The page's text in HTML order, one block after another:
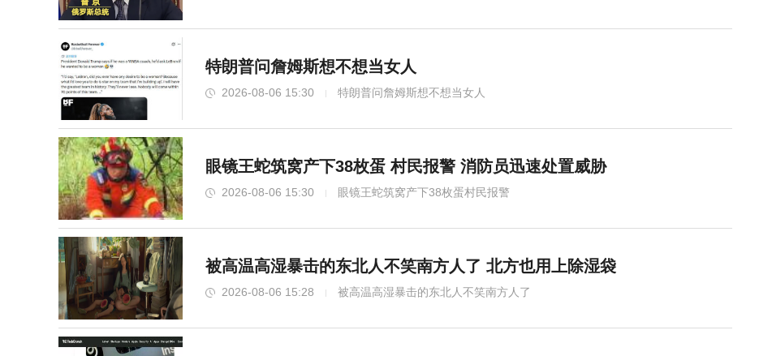
特朗普问詹姆斯想不想当女人
2026-08-06 15:30 特朗普问詹姆斯想不想当女人
眼镜王蛇筑窝产下38枚蛋 村民报警 消防员迅速处置威胁
2026-08-06 15:30 眼镜王蛇筑窝产下38枚蛋村民报警
被高温高湿暴击的东北人不笑南方人了 北方也用上除湿袋
2026-08-06 15:28 被高温高湿暴击的东北人不笑南方人了